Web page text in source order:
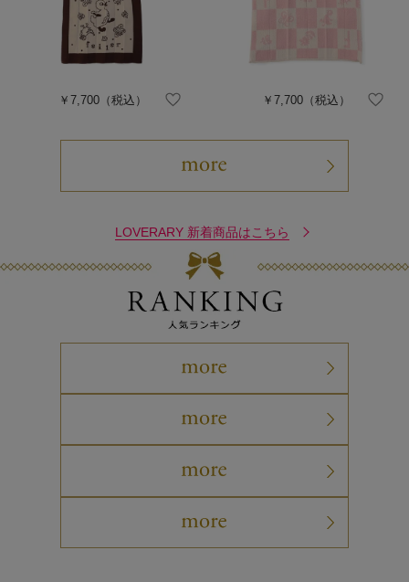
￥7,700 （税込） ￥7,700（税込）
LOVERARY 新着商品はこちら